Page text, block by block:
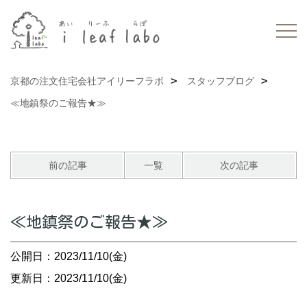
京都の注文住宅会社アイリーフラボ
スタッフブログ
≪地鎮祭のご報告★≫
前の記事 一覧 次の記事
≪地鎮祭のご報告★≫
公開日：2023/11/10(金)
更新日：2023/11/10(金)